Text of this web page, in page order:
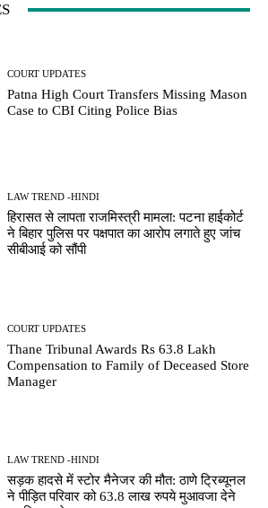
COURT UPDATES
Patna High Court Transfers Missing Mason
Case to CBI Citing Police Bias
LAW TREND -HINDI
हिरासत से लापता राजमिस्त्री मामला: पटना हाईकोर्ट
ने बिहार पुलिस पर पक्षपात का आरोप लगाते हुए जांच
सीबीआई को सौंपी
COURT UPDATES
Thane Tribunal Awards Rs 63.8 Lakh
Compensation to Family of Deceased Store
Manager
LAW TREND -HINDI
सड़क हादसे में स्टोर मैनेजर की मौत: ठाणे ट्रिब्यूनल
ने पीड़ित परिवार को 63.8 लाख रुपये मुआवजा देने